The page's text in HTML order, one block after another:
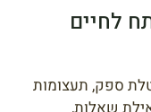
לחיים
ספק, תעצומות